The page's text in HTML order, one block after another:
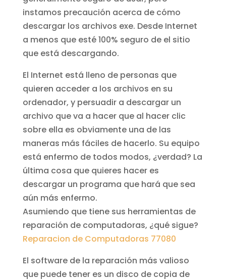
instamos precaución acerca de cómo
descargar los archivos exe. Desde Internet
a menos que esté 100% seguro de el sitio
que está descargando.
El Internet está lleno de personas que
quieren acceder a los archivos en su
ordenador, y persuadir a descargar un
archivo que va a hacer que al hacer clic
sobre ella es obviamente una de las
maneras más fáciles de hacerlo. Su equipo
está enfermo de todos modos, ¿verdad? La
última cosa que quieres hacer es
descargar un programa que hará que sea
aún más enfermo.
Asumiendo que tiene sus herramientas de
reparación de computadoras, ¿qué sigue?
Reparacion de Computadoras 77080
El software de la reparación más valioso
que puede tener es un disco de copia de